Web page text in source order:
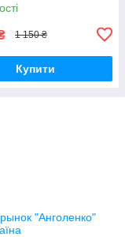
1 150 ₴
Купити
"Анголенко"